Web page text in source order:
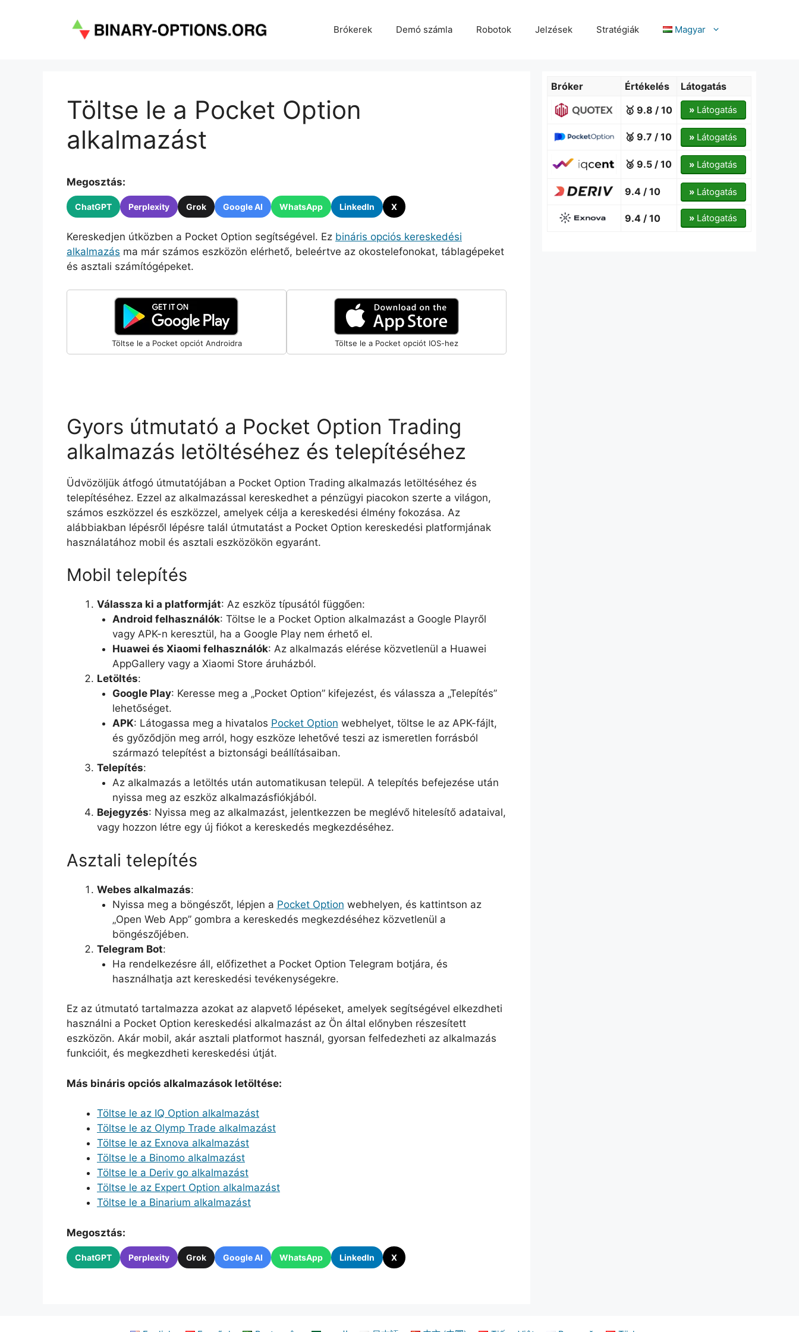
Brókerek Demó számla Robotok Jelzések Stratégiák Magyar
Töltse le a Pocket Option
alkalmazást
Megosztás:
ChatGPT Perplexity Grok Google AI WhatsApp LinkedIn X
Kereskedjen útközben a Pocket Option segítségével. Ez bináris opciós kereskedési
alkalmazás ma már számos eszközön elérhető, beleértve az okostelefonokat, táblagépeket
és asztali számítógépeket.
Töltse le a Pocket opciót Androidra Töltse le a Pocket opciót IOS-hez
Gyors útmutató a Pocket Option Trading
alkalmazás letöltéséhez és telepítéséhez
Üdvözöljük átfogó útmutatójában a Pocket Option Trading alkalmazás letöltéséhez és
telepítéséhez. Ezzel az alkalmazással kereskedhet a pénzügyi piacokon szerte a világon,
számos eszközzel és eszközzel, amelyek célja a kereskedési élmény fokozása. Az
alábbiakban lépésről lépésre talál útmutatást a Pocket Option kereskedési platformjának
használatához mobil és asztali eszközökön egyaránt.
Mobil telepítés
Válassza ki a platformját: Az eszköz típusától függően:
Android felhasználók: Töltse le a Pocket Option alkalmazást a Google Playről
vagy APK-n keresztül, ha a Google Play nem érhető el.
Huawei és Xiaomi felhasználók: Az alkalmazás elérése közvetlenül a Huawei
AppGallery vagy a Xiaomi Store áruházból.
Letöltés:
Google Play: Keresse meg a „Pocket Option” kifejezést, és válassza a „Telepítés”
lehetőséget.
APK: Látogassa meg a hivatalos Pocket Option webhelyet, töltse le az APK-fájlt,
és győződjön meg arról, hogy eszköze lehetővé teszi az ismeretlen forrásból
származó telepítést a biztonsági beállításaiban.
Telepítés:
Az alkalmazás a letöltés után automatikusan települ. A telepítés befejezése után
nyissa meg az eszköz alkalmazásfiókjából.
Bejegyzés: Nyissa meg az alkalmazást, jelentkezzen be meglévő hitelesítő adataival,
vagy hozzon létre egy új fiókot a kereskedés megkezdéséhez.
Asztali telepítés
Webes alkalmazás:
Nyissa meg a böngészőt, lépjen a Pocket Option webhelyen, és kattintson az
„Open Web App” gombra a kereskedés megkezdéséhez közvetlenül a
böngészőjében.
Telegram Bot:
Ha rendelkezésre áll, előfizethet a Pocket Option Telegram botjára, és
használhatja azt kereskedési tevékenységekre.
Ez az útmutató tartalmazza azokat az alapvető lépéseket, amelyek segítségével elkezdheti
használni a Pocket Option kereskedési alkalmazást az Ön által előnyben részesített
eszközön. Akár mobil, akár asztali platformot használ, gyorsan felfedezheti az alkalmazás
funkcióit, és megkezdheti kereskedési útját.
Más bináris opciós alkalmazások letöltése:
Töltse le az IQ Option alkalmazást
Töltse le az Olymp Trade alkalmazást
Töltse le az Exnova alkalmazást
Töltse le a Binomo alkalmazást
Töltse le a Deriv go alkalmazást
Töltse le az Expert Option alkalmazást
Töltse le a Binarium alkalmazást
Megosztás:
ChatGPT Perplexity Grok Google AI WhatsApp LinkedIn X
Bróker Értékelés
Látogatás
🥇 9.8 / 10
» Látogatás
🥈 9.7 / 10 » Látogatás
🥉 9.5 / 10 » Látogatás
9.4 / 10 » Látogatás
9.4 / 10 » Látogatás